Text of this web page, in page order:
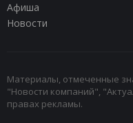
Афиша
Новости
Материалы, отмеченные
"Новости компаний",
правах рекламы.